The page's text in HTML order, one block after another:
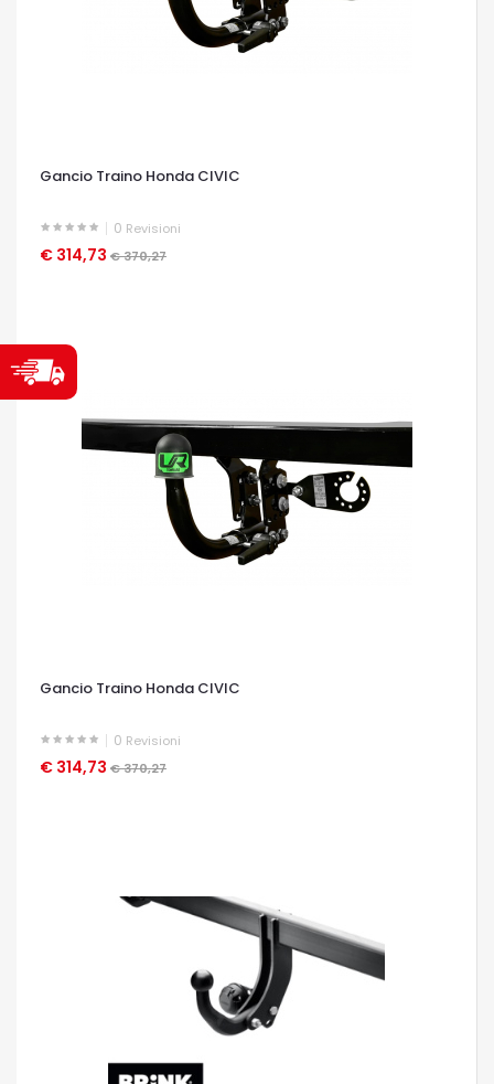
Gancio Traino Honda CIVIC
0 Revisioni
€ 314,73 € 370,27
OCCHIATA VELOCE
Gancio Traino Honda CIVIC
0 Revisioni
€ 314,73 € 370,27
OCCHIATA VELOCE